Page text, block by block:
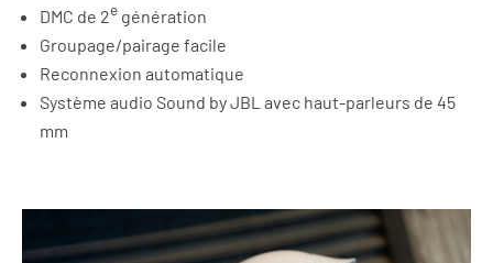
DMC de 2e génération
Groupage/pairage facile
Reconnexion automatique
Système audio Sound by JBL avec haut-parleurs de 45
mm